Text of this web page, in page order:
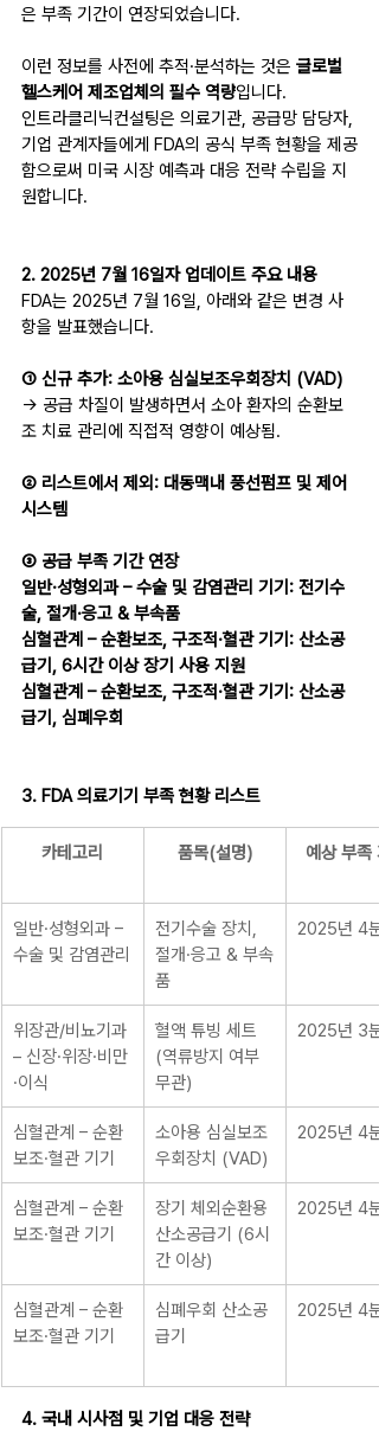
은 부족 기간이 연장되었습니다.
이런 정보를 사전에 추적·분석하는 것은 글로벌
헬스케어 제조업체의 필수 역량입니다.
인트라클리닉컨설팅은 의료기관, 공급망 담당자,
기업 관계자들에게 FDA의 공식 부족 현황을 제공
함으로써 미국 시장 예측과 대응 전략 수립을 지
원합니다.
2. 2025년 7월 16일자 업데이트 주요 내용
FDA는 2025년 7월 16일, 아래와 같은 변경 사
항을 발표했습니다.
① 신규 추가: 소아용 심실보조우회장치 (VAD)
→ 공급 차질이 발생하면서 소아 환자의 순환보
조 치료 관리에 직접적 영향이 예상됨.
② 리스트에서 제외: 대동맥내 풍선펌프 및 제어
시스템
③ 공급 부족 기간 연장
일반·성형외과 – 수술 및 감염관리 기기: 전기수
술, 절개·응고 & 부속품
심혈관계 – 순환보조, 구조적·혈관 기기: 산소공
급기, 6시간 이상 장기 사용 지원
심혈관계 – 순환보조, 구조적·혈관 기기: 산소공
급기, 심폐우회
3. FDA 의료기기 부족 현황 리스트
카테고리 품목(설명) 예상 부족
일반·성형외과 –
수술 및 감염관리
전기수술 장치,
절개·응고 & 부속
품
2025년 4분
위장관/비뇨기과
– 신장·위장·비만
·이식
혈액 튜빙 세트
(역류방지 여부
무관)
2025년 3분
심혈관계 – 순환
보조·혈관 기기
소아용 심실보조
우회장치 (VAD)
2025년 4분
심혈관계 – 순환
보조·혈관 기기
장기 체외순환용
산소공급기 (6시
간 이상)
2025년 4분
심혈관계 – 순환
보조·혈관 기기
심폐우회 산소공
급기
2025년 4분
4. 국내 시사점 및 기업 대응 전략